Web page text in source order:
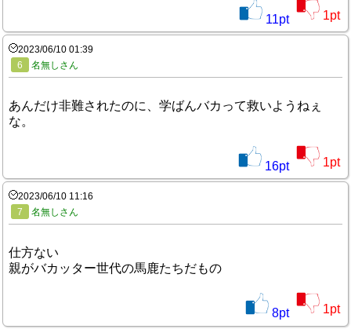
11pt 1pt
2023/06/10 01:39
6
名無しさん
あんだけ非難されたのに、学ばんバカって救いようねぇ
な。
16pt 1pt
2023/06/10 11:16
7
名無しさん
仕方ない
親がバカッター世代の馬鹿たちだもの
8pt 1pt